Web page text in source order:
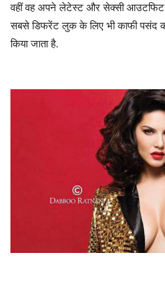
वहीं वह अपने लेटेस्ट और सेक्सी आउटफिट
सबसे डिफरेंट लुक के लिए भी काफी पसंद
किया जाता है.